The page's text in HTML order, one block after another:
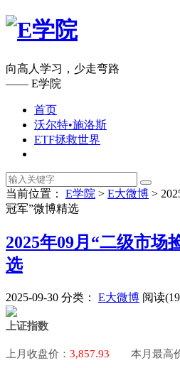
向高人学习，少走弯路
—— E学院
首页
沃尔特•施洛斯
ETF拯救世界
当前位置： E学院 > E大微博 >
冠军”微博精选
2025年09月“二级市场
选
2025-09-30 分类： E大微博 阅读
上证指数
上月收盘价： 3,857.93 本月最高